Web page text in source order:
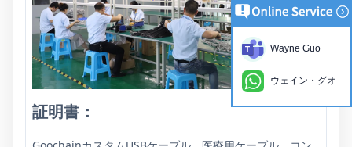
証明書：
Wayne Guo
ウェイン・グオ